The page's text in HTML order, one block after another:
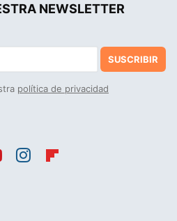
NEWSLETTER
SUSCRIBIR
política de privacidad